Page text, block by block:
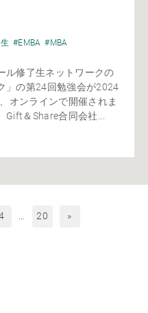
#EMBA #MBA
ル修了生ネットワークの
」の第24回勉強会が2024
オンラインで開催されま
＆Share合同会社...
20 »